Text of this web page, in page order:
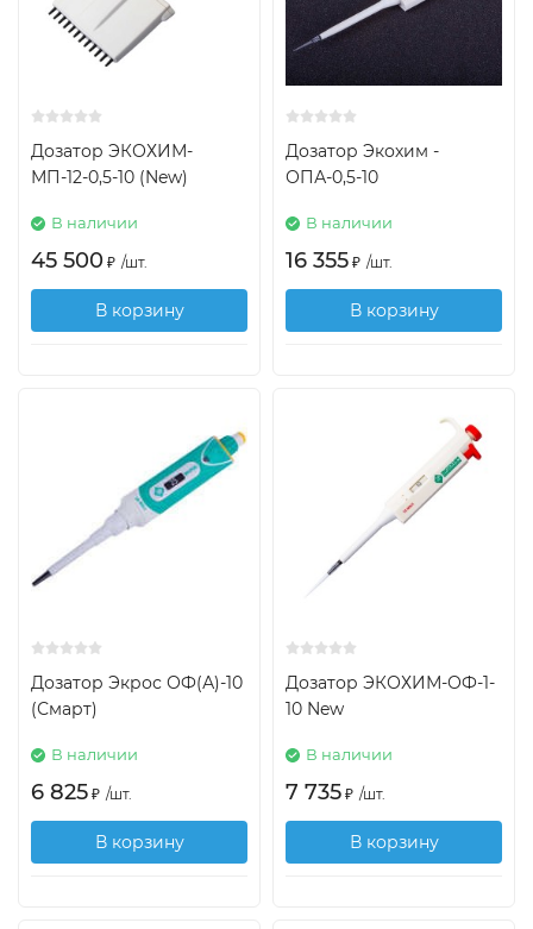
Дозатор ЭКОХИМ-
МП-12-0,5-10 (New)
В наличии
45 500 ₽ /шт.
В корзину
Дозатор Экохим -
ОПА-0,5-10
В наличии
16 355 ₽ /шт.
В корзину
Дозатор Экрос ОФ(А)-10
(Смарт)
В наличии
6 825 ₽ /шт.
В корзину
Дозатор ЭКОХИМ-ОФ-1-
10 New
В наличии
7 735 ₽ /шт.
В корзину